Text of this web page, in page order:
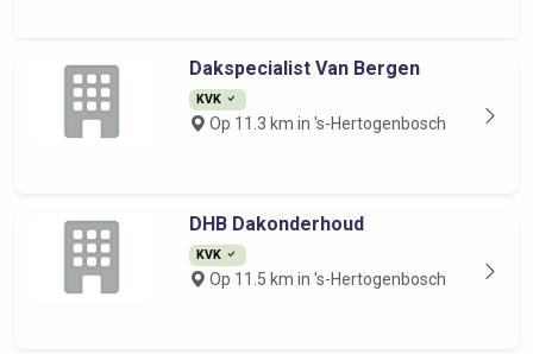
Dakspecialist Van Bergen
KVK
Op 11.3 km in 's-Hertogenbosch
DHB Dakonderhoud
KVK
Op 11.5 km in 's-Hertogenbosch